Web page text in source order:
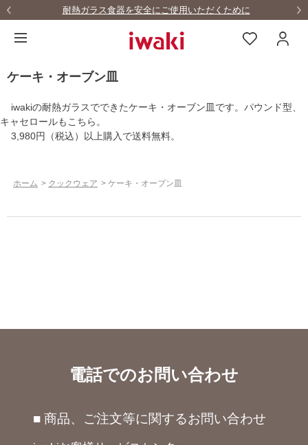
耐熱ガラス食器を安全にご使用いただくために
ケーキ・オーブン皿
iwakiの耐熱ガラスでできたケーキ・オーブン皿です。パウンド型、
キャセロールもこちら。
3,980円（税込）以上購入で送料無料。
ホーム > クックウェア >ケーキ・オーブン皿
電話でのお問い合わせ
■ 商品、ご注文等に関するお問い合わせ